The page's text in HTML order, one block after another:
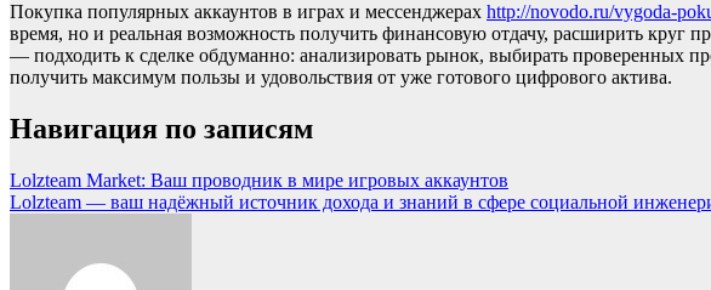
Покупка популярных аккаунтов в играх и мессенджерах http://novodo.ru/vygoda-
время, но и реальная возможность получить финансовую отдачу, расширить круг
— подходить к сделке обдуманно: анализировать рынок, выбирать проверенных
получить максимум пользы и удовольствия от уже готового цифрового актива.
Навигация по записям
Lolzteam Market: Ваш проводник в мире игровых аккаунтов
Lolzteam — ваш надёжный источник дохода и знаний в сфере социальной